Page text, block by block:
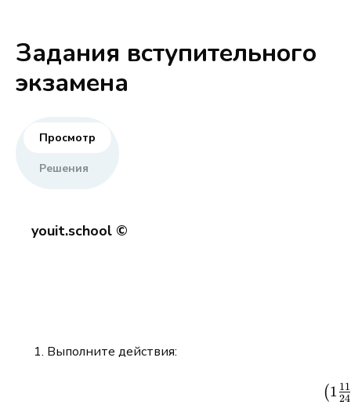
Задания вступительного
экзамена
Просмотр
Решения
youit.school ©
Выполните действия:
(1 24
11